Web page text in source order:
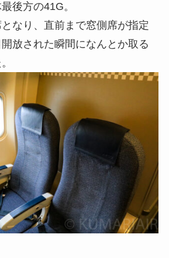
後方の41G。
なり、直前まで窓側席が指定
放された瞬間になんとか取る